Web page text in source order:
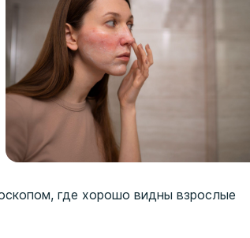
где хорошо видны взрослые